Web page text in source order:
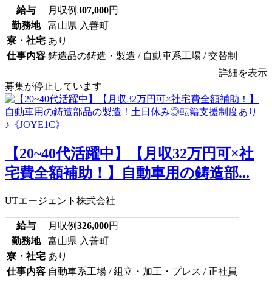
給与 月収例307,000円
勤務地
富山県 入善町
寮・社宅 あり
仕事内容 鋳造品の鋳造・製造 / 自動車系工場 / 交替制
詳細を表示
募集が停止しています
【20~40代活躍中】【月収32万円可×社
宅費全額補助！】自動車用の鋳造部...
UTエージェント株式会社
給与 月収例326,000円
勤務地
富山県 入善町
寮・社宅 あり
仕事内容 自動車系工場 / 組立・加工・プレス / 正社員